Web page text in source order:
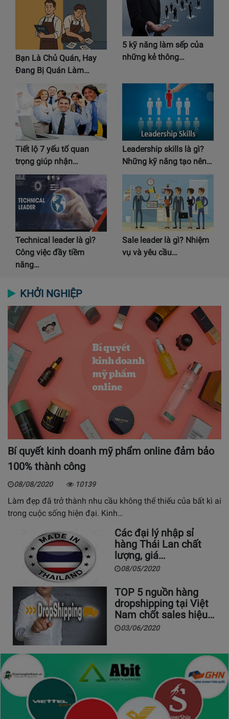
Bạn Là Chủ Quán, Hay
Đang Bị Quán Làm…
5 kỹ năng làm sếp của
những kẻ thông…
Tiết lộ 7 yếu tố quan
trọng giúp nhận…
Leadership skills là gì?
Những kỹ năng tạo nên…
Technical leader là gì?
Công việc đầy tiềm
năng…
Sale leader là gì? Nhiệm
vụ và yêu cầu…
KHỞI NGHIỆP
Bí quyết kinh doanh mỹ phẩm online đảm bảo
100% thành công
08/08/2020 10139
Làm đẹp đã trở thành nhu cầu không thể thiếu của bất kì ai
trong cuộc sống hiện đại. Kinh…
Các đại lý nhập sỉ
hàng Thái Lan chất
lượng, giá…
08/05/2020
TOP 5 nguồn hàng
dropshipping tại Việt
Nam chốt sales hiệu…
03/06/2020